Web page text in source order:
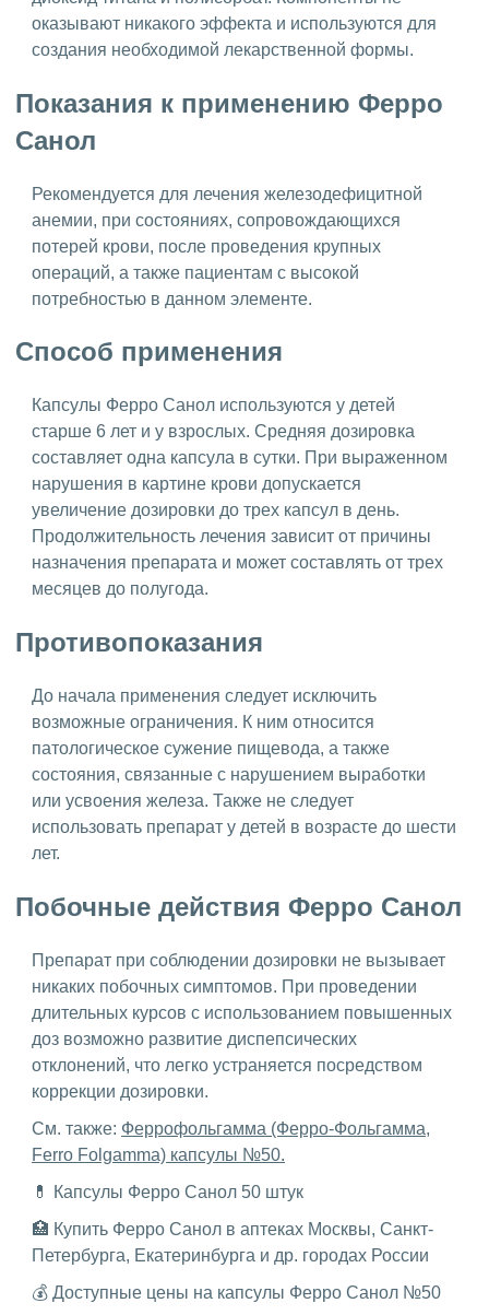
оказывают никакого эффекта и используются для
создания необходимой лекарственной формы.
Показания к применению Ферро
Санол
Рекомендуется для лечения железодефицитной
анемии, при состояниях, сопровождающихся
потерей крови, после проведения крупных
операций, а также пациентам с высокой
потребностью в данном элементе.
Способ применения
Капсулы Ферро Санол используются у детей
старше 6 лет и у взрослых. Средняя дозировка
составляет одна капсула в сутки. При выраженном
нарушения в картине крови допускается
увеличение дозировки до трех капсул в день.
Продолжительность лечения зависит от причины
назначения препарата и может составлять от трех
месяцев до полугода.
Противопоказания
До начала применения следует исключить
возможные ограничения. К ним относится
патологическое сужение пищевода, а также
состояния, связанные с нарушением выработки
или усвоения железа. Также не следует
использовать препарат у детей в возрасте до шести
лет.
Побочные действия Ферро Санол
Препарат при соблюдении дозировки не вызывает
никаких побочных симптомов. При проведении
длительных курсов с использованием повышенных
доз возможно развитие диспепсических
отклонений, что легко устраняется посредством
коррекции дозировки.
См. также: Феррофольгамма (Ферро-Фольгамма,
Ferro Folgamma) капсулы №50.
💊 Капсулы Ферро Санол 50 штук
🏥 Купить Ферро Санол в аптеках Москвы, Санкт-
Петербурга, Екатеринбурга и др. городах России
💰 Доступные цены на капсулы Ферро Санол №50